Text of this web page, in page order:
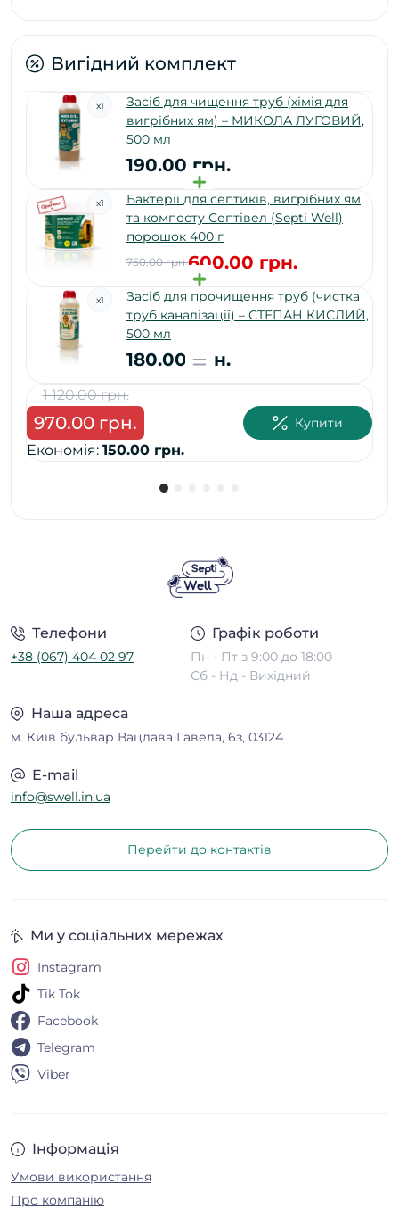
Вигідний комплект
x1
Засіб для чищення труб (хімія для
вигрібних ям) – МИКОЛА ЛУГОВИЙ,
500 мл
190.00 грн.
x1
Бактерії для септиків, вигрібних ям
та компосту Септівел (Septi Well)
порошок 400 г
750.00 грн.600.00 грн.
x1
Засіб для прочищення труб (чистка
труб каналізації) – СТЕПАН КИСЛИЙ,
500 мл
180.00 грн.
1 120.00 грн.
970.00 грн.
Економія: 150.00 грн.
Купити
Телефони
+38 (067) 404 02 97
Графік роботи
Пн - Пт з 9:00 до 18:00
Сб - Нд - Вихідний
Наша адреса
м. Київ бульвар Вацлава Гавела, 6з, 03124
E-mail
info@swell.in.ua
Перейти до контактів
Інформація
Умови використання
Про компанію
Ми у соціальних мережах
Instagram
Tik Tok
Facebook
Telegram
Viber